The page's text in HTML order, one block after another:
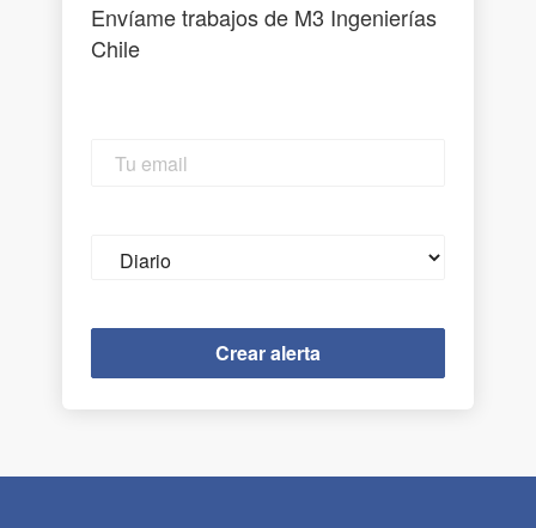
Envíame trabajos de M3 Ingenierías
Chile
email
frequency